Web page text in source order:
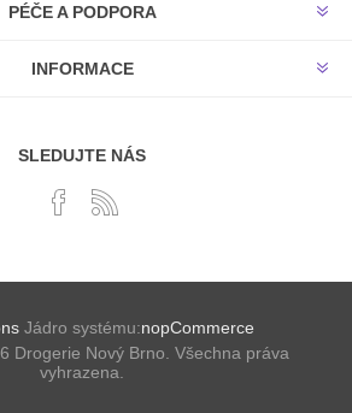
PÉČE A PODPORA
INFORMACE
SLEDUJTE NÁS
Jádro systému:nopCommerce
Drogerie Nový Brno. Všechna práva
vyhrazena.